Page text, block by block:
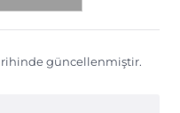
güncellenmiştir.